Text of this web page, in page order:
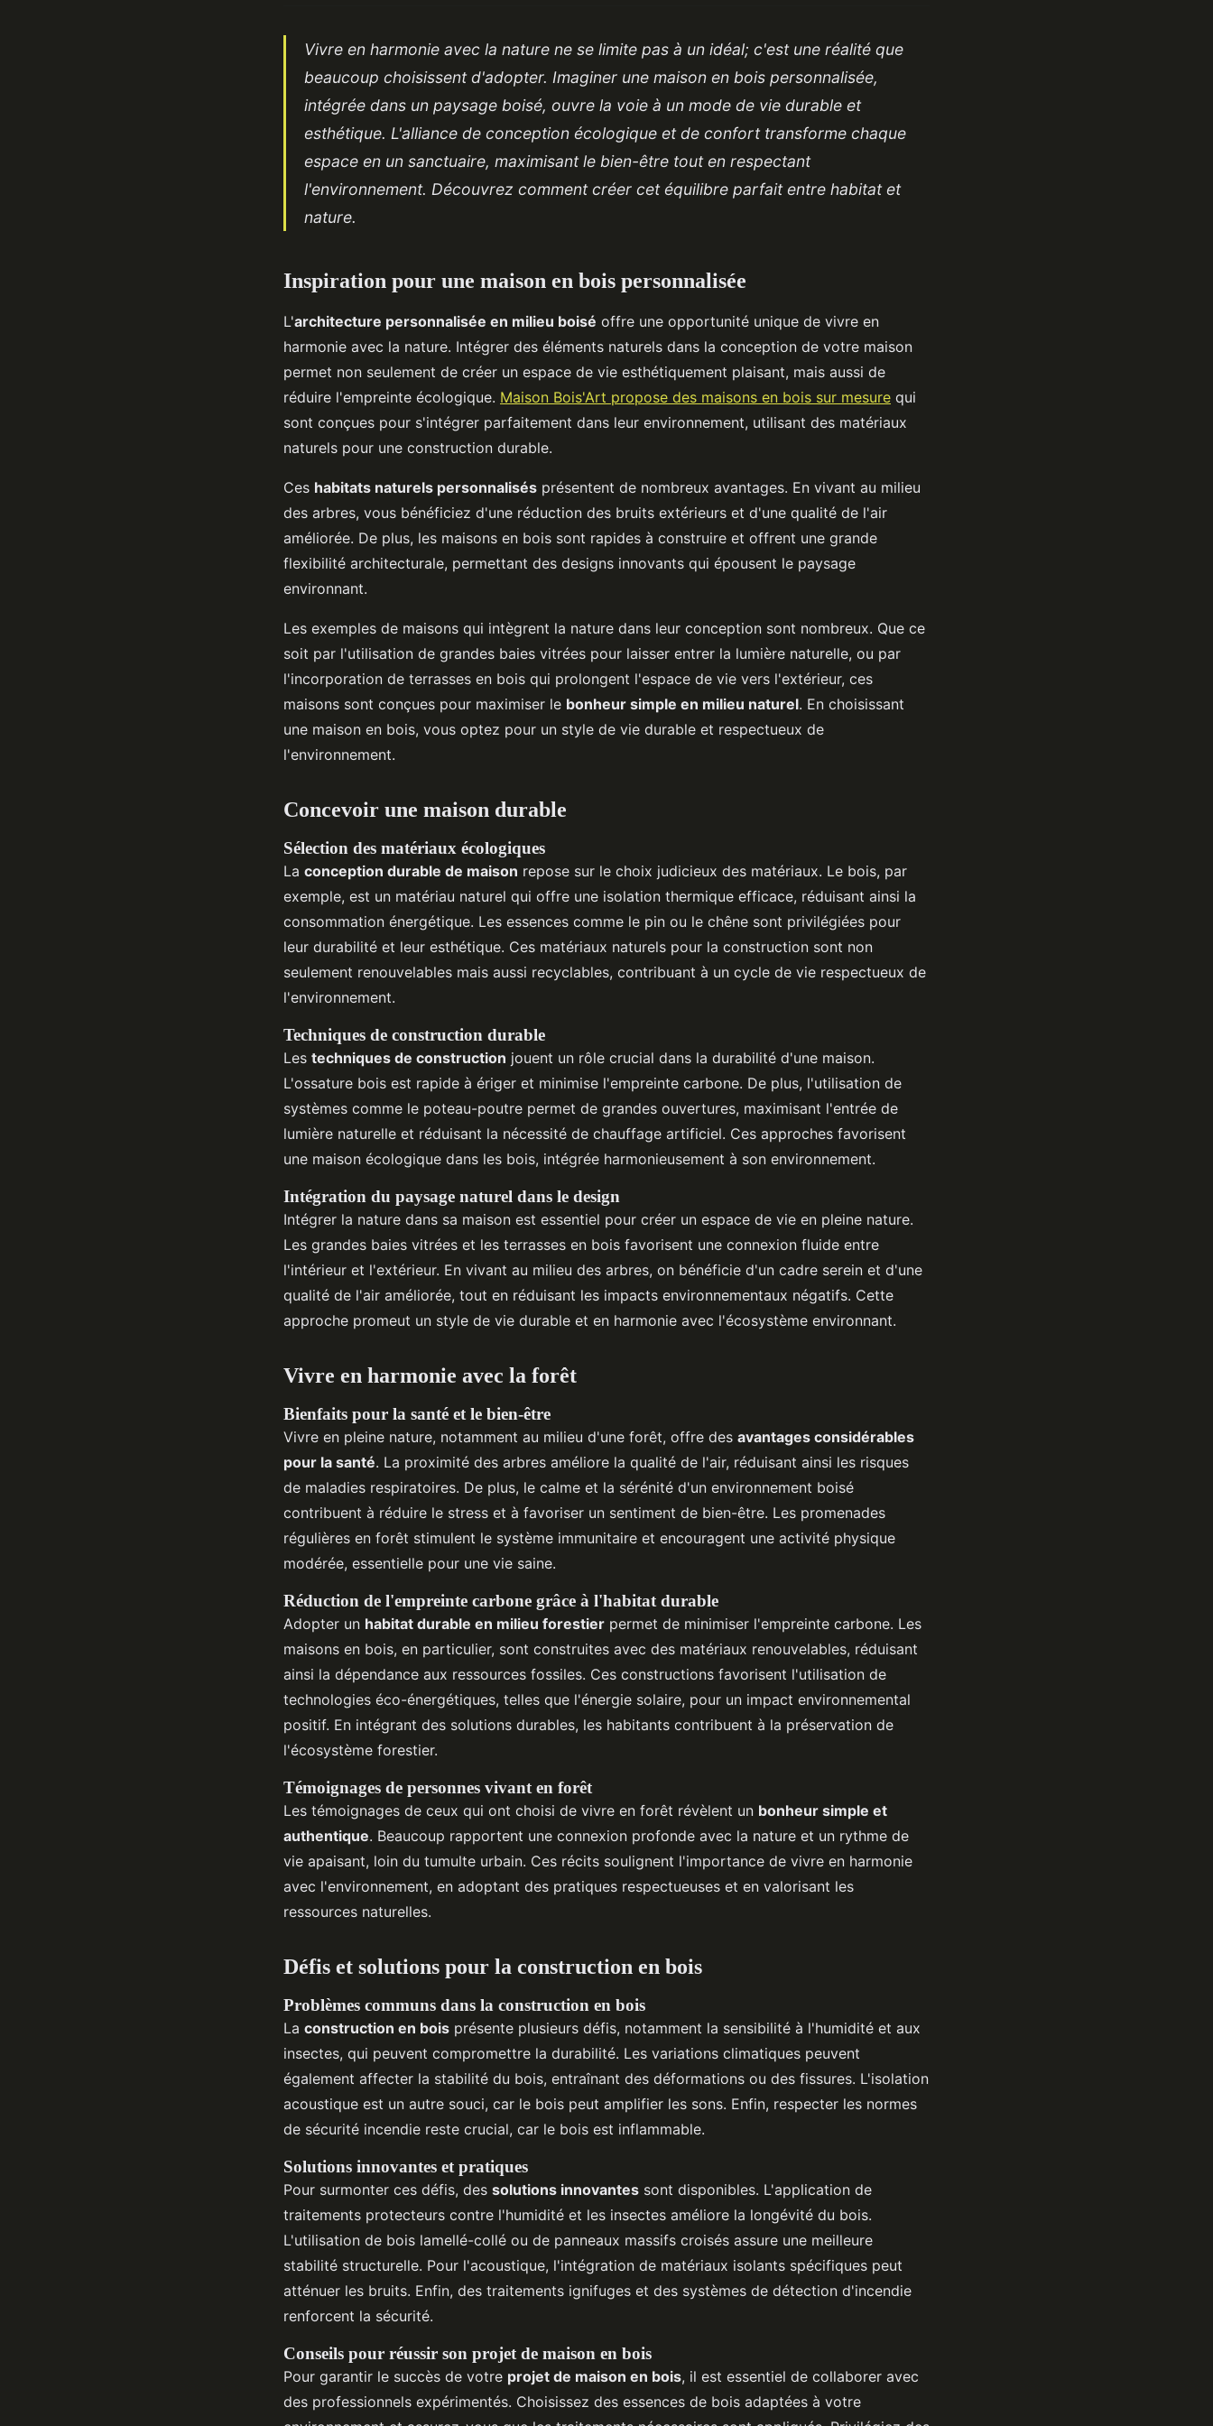
Vivre en harmonie avec la nature ne se limite pas à un idéal; c'est une réalité que
beaucoup choisissent d'adopter. Imaginer une maison en bois personnalisée,
intégrée dans un paysage boisé, ouvre la voie à un mode de vie durable et
esthétique. L'alliance de conception écologique et de confort transforme chaque
espace en un sanctuaire, maximisant le bien-être tout en respectant
l'environnement. Découvrez comment créer cet équilibre parfait entre habitat et
nature.
Inspiration pour une maison en bois personnalisée
L'architecture personnalisée en milieu boisé offre une opportunité unique de vivre en
harmonie avec la nature. Intégrer des éléments naturels dans la conception de votre maison
permet non seulement de créer un espace de vie esthétiquement plaisant, mais aussi de
réduire l'empreinte écologique. Maison Bois'Art propose des maisons en bois sur mesure qui
sont conçues pour s'intégrer parfaitement dans leur environnement, utilisant des matériaux
naturels pour une construction durable.
Ces habitats naturels personnalisés présentent de nombreux avantages. En vivant au milieu
des arbres, vous bénéficiez d'une réduction des bruits extérieurs et d'une qualité de l'air
améliorée. De plus, les maisons en bois sont rapides à construire et offrent une grande
flexibilité architecturale, permettant des designs innovants qui épousent le paysage
environnant.
Les exemples de maisons qui intègrent la nature dans leur conception sont nombreux. Que ce
soit par l'utilisation de grandes baies vitrées pour laisser entrer la lumière naturelle, ou par
l'incorporation de terrasses en bois qui prolongent l'espace de vie vers l'extérieur, ces
maisons sont conçues pour maximiser le bonheur simple en milieu naturel. En choisissant
une maison en bois, vous optez pour un style de vie durable et respectueux de
l'environnement.
Concevoir une maison durable
Sélection des matériaux écologiques
La conception durable de maison repose sur le choix judicieux des matériaux. Le bois, par
exemple, est un matériau naturel qui offre une isolation thermique efficace, réduisant ainsi la
consommation énergétique. Les essences comme le pin ou le chêne sont privilégiées pour
leur durabilité et leur esthétique. Ces matériaux naturels pour la construction sont non
seulement renouvelables mais aussi recyclables, contribuant à un cycle de vie respectueux de
l'environnement.
Techniques de construction durable
Les techniques de construction jouent un rôle crucial dans la durabilité d'une maison.
L'ossature bois est rapide à ériger et minimise l'empreinte carbone. De plus, l'utilisation de
systèmes comme le poteau-poutre permet de grandes ouvertures, maximisant l'entrée de
lumière naturelle et réduisant la nécessité de chauffage artificiel. Ces approches favorisent
une maison écologique dans les bois, intégrée harmonieusement à son environnement.
Intégration du paysage naturel dans le design
Intégrer la nature dans sa maison est essentiel pour créer un espace de vie en pleine nature.
Les grandes baies vitrées et les terrasses en bois favorisent une connexion fluide entre
l'intérieur et l'extérieur. En vivant au milieu des arbres, on bénéficie d'un cadre serein et d'une
qualité de l'air améliorée, tout en réduisant les impacts environnementaux négatifs. Cette
approche promeut un style de vie durable et en harmonie avec l'écosystème environnant.
Vivre en harmonie avec la forêt
Bienfaits pour la santé et le bien-être
Vivre en pleine nature, notamment au milieu d'une forêt, offre des avantages considérables
pour la santé. La proximité des arbres améliore la qualité de l'air, réduisant ainsi les risques
de maladies respiratoires. De plus, le calme et la sérénité d'un environnement boisé
contribuent à réduire le stress et à favoriser un sentiment de bien-être. Les promenades
régulières en forêt stimulent le système immunitaire et encouragent une activité physique
modérée, essentielle pour une vie saine.
Réduction de l'empreinte carbone grâce à l'habitat durable
Adopter un habitat durable en milieu forestier permet de minimiser l'empreinte carbone. Les
maisons en bois, en particulier, sont construites avec des matériaux renouvelables, réduisant
ainsi la dépendance aux ressources fossiles. Ces constructions favorisent l'utilisation de
technologies éco-énergétiques, telles que l'énergie solaire, pour un impact environnemental
positif. En intégrant des solutions durables, les habitants contribuent à la préservation de
l'écosystème forestier.
Témoignages de personnes vivant en forêt
Les témoignages de ceux qui ont choisi de vivre en forêt révèlent un bonheur simple et
authentique. Beaucoup rapportent une connexion profonde avec la nature et un rythme de
vie apaisant, loin du tumulte urbain. Ces récits soulignent l'importance de vivre en harmonie
avec l'environnement, en adoptant des pratiques respectueuses et en valorisant les
ressources naturelles.
Défis et solutions pour la construction en bois
Problèmes communs dans la construction en bois
La construction en bois présente plusieurs défis, notamment la sensibilité à l'humidité et aux
insectes, qui peuvent compromettre la durabilité. Les variations climatiques peuvent
également affecter la stabilité du bois, entraînant des déformations ou des fissures. L'isolation
acoustique est un autre souci, car le bois peut amplifier les sons. Enfin, respecter les normes
de sécurité incendie reste crucial, car le bois est inflammable.
Solutions innovantes et pratiques
Pour surmonter ces défis, des solutions innovantes sont disponibles. L'application de
traitements protecteurs contre l'humidité et les insectes améliore la longévité du bois.
L'utilisation de bois lamellé-collé ou de panneaux massifs croisés assure une meilleure
stabilité structurelle. Pour l'acoustique, l'intégration de matériaux isolants spécifiques peut
atténuer les bruits. Enfin, des traitements ignifuges et des systèmes de détection d'incendie
renforcent la sécurité.
Conseils pour réussir son projet de maison en bois
Pour garantir le succès de votre projet de maison en bois, il est essentiel de collaborer avec
des professionnels expérimentés. Choisissez des essences de bois adaptées à votre